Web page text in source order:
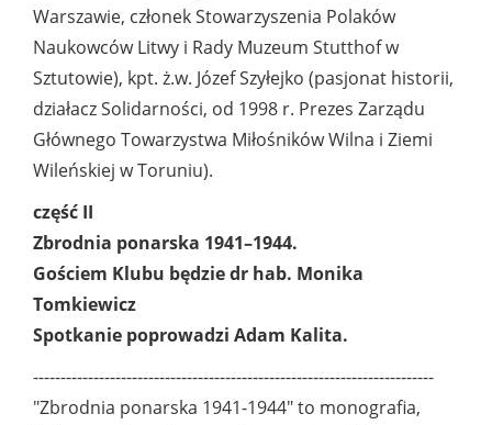
Warszawie, członek Stowarzyszenia Polaków
Naukowców Litwy i Rady Muzeum Stutthof w
Sztutowie), kpt. ż.w. Józef Szyłejko (pasjonat historii,
działacz Solidarności, od 1998 r. Prezes Zarządu
Głównego Towarzystwa Miłośników Wilna i Ziemi
Wileńskiej w Toruniu).
część II
Zbrodnia ponarska 1941–1944.
Gościem Klubu będzie dr hab. Monika
Tomkiewicz
Spotkanie poprowadzi Adam Kalita.
-------------------------------------------------------------------------
"Zbrodnia ponarska 1941-1944" to monografia,